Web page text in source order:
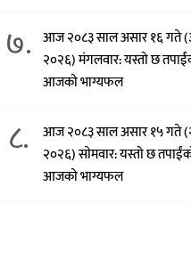
७. आज २०८३ साल असार १६ गते
२०२६) मंगलवार: यस्तो छ
आजको भाग्यफल
८.
आज २०८३ साल असार १५ गते
२०२६) साेमवार: यस्तो छ
आजको भाग्यफल